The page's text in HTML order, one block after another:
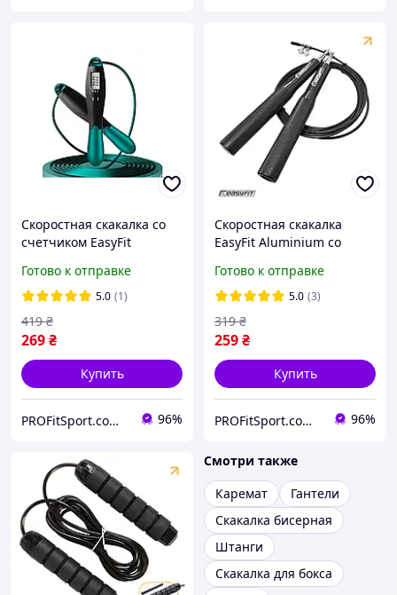
Скоростная скакалка со
счетчиком EasyFit
Готово к отправке
5.0 (1)
269₴
419 ₴
Купить
PROFitSport.com.ua - Интернет-магазин спортинвентаря 96%
Скоростная скакалка
EasyFit Aluminium со
алюминиевыми ручками
Готово к отправке
5.0 (3)
259₴
319 ₴
Купить
PROFitSport.com.ua - Интернет-магазин спортинвентаря 96%
Смотри также
Каремат
Гантели
Скакалка бисерная
Штанги
Скакалка для бокса